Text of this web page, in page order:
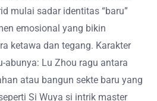
mulai sadar identitas “baru”
emosional yang bikin
ketawa dan tegang. Karakter
abunya: Lu Zhou ragu antara
atau bangun sekte baru yang
Si Wuya si intrik master